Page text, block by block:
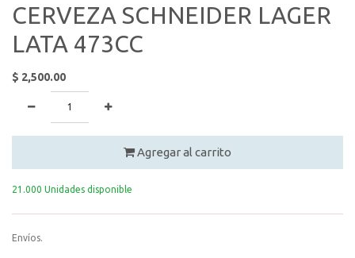
CERVEZA SCHNEIDER LAGER
LATA 473CC
$ 2,500.00
Agregar al carrito
21.000 Unidades disponible
Envíos.